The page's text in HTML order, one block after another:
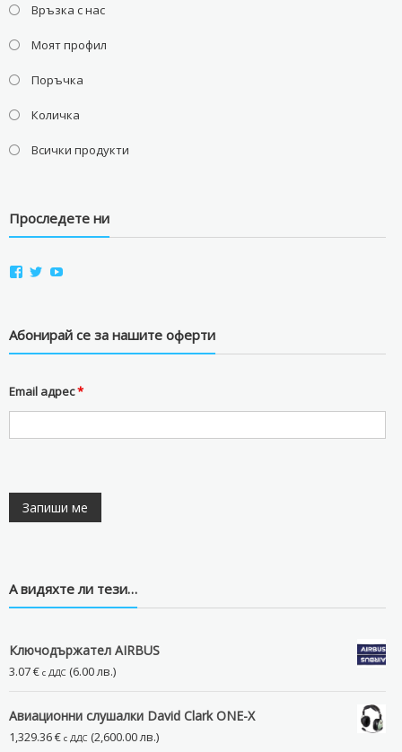
Връзка с нас
Моят профил
Поръчка
Количка
Всички продукти
Проследете ни
View
Facebook
View
Twitter
View
YouTube
Абонирай се за нашите оферти
Email адрес*
А видяхте ли тези…
Ключодържател AIRBUS
3.07€ с ДДС (6.00 лв.)
Авиационни слушалки David Clark ONE-X
1,329.36€ с ДДС (2,600.00 лв.)